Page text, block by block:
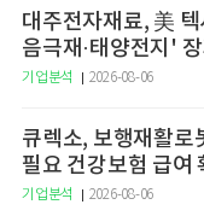
대주전자재료, 美
음극재·태양전지'
기업분석 2026-08-06
큐렉소, 보행재활로
필요 건강보험 급여
기업분석 2026-08-06